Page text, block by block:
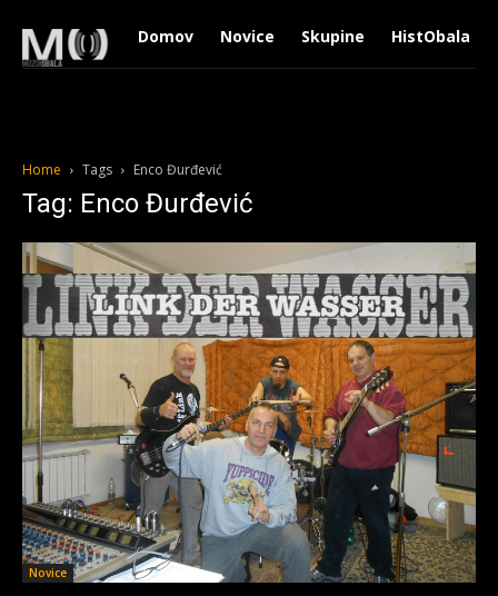
Domov Novice Skupine HistObala
Home Tags Enco Đurđević
Tag: Enco Đurđević
Novice